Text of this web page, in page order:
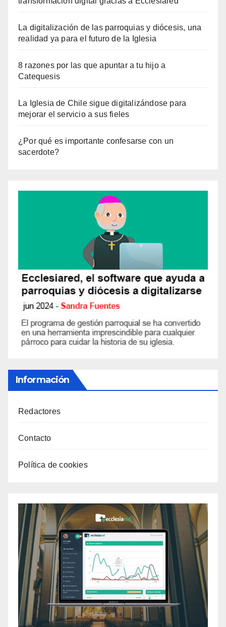
La digitalización de las parroquias y diócesis, una
realidad ya para el futuro de la Iglesia
8 razones por las que apuntar a tu hijo a
Catequesis
La Iglesia de Chile sigue digitalizándose para
mejorar el servicio a sus fieles
¿Por qué es importante confesarse con un
sacerdote?
Información
Redactores
Contacto
Política de cookies